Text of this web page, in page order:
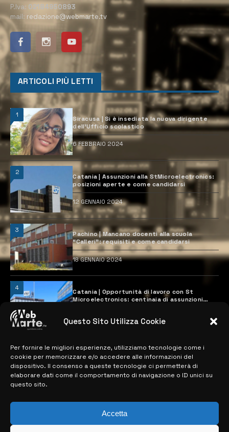
Questo Sito Utilizza Cookie
Per fornire le migliori esperienze, utilizziamo tecnologie come i
cookie per memorizzare e/o accedere alle informazioni del
dispositivo. Il consenso a queste tecnologie ci permetterà di
elaborare dati come il comportamento di navigazione o ID unici su
questo sito.
Accetta
P.Iva: 02184950893
mail: redazione@webmarte.tv
ARTICOLI PIÙ LETTI
1
Siracusa | Si è insediata la nuova dirigente
dell’Ufficio scolastico
6 FEBBRAIO 2024
2
Catania | Assunzioni alla StMicroelectronics:
posizioni aperte e come candidarsi
12 GENNAIO 2024
3
Pachino | Mancano docenti alla scuola
“Calleri”: requisiti e come candidarsi
18 GENNAIO 2024
4
Catania | Opportunità di lavoro con St
Microelectronics: centinaia di assunzioni
28 MARZO 2024
MAPPA DEL SITO
> NOTIZIE
> EDIZIONI LOCALI